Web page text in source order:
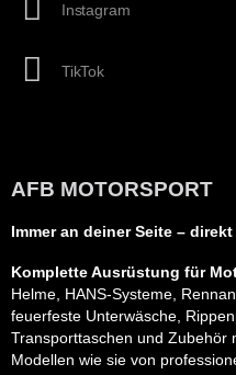
Instagram
TikTok
AFB MOTORSPORT
Immer an deiner Seite –
Komplette Ausrüstung für
Helme, HANS-Systeme,
feuerfeste Unterwäsche,
Transporttaschen und Zubehör
Modellen wie sie von